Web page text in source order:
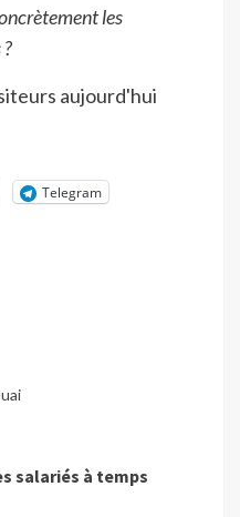
les
aujourd'hui
Telegram
salariés à temps